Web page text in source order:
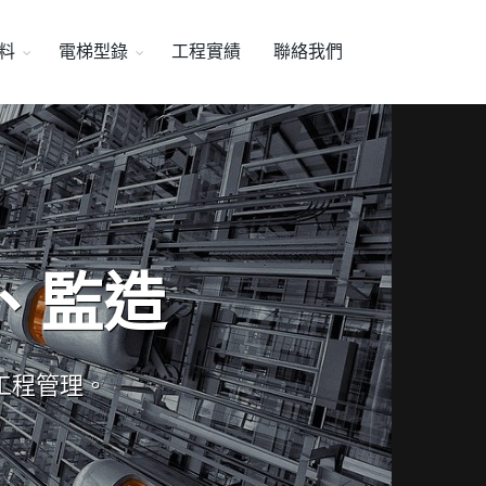
電梯型錄 工程實績 聯絡我們
監造
程管理。